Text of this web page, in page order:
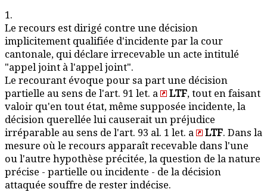
1.
Le recours est dirigé contre une décision
implicitement qualifiée d'incidente par la cour
cantonale, qui déclare irrecevable un acte intitulé
"appel joint à l'appel joint".
Le recourant évoque pour sa part une décision
partielle au sens de l'art. 91 let. a
LTF, tout en faisant
valoir qu'en tout état, même supposée incidente, la
décision querellée lui causerait un préjudice
irréparable au sens de l'art. 93 al. 1 let. a
LTF. Dans la
mesure où le recours apparaît recevable dans l'une
ou l'autre hypothèse précitée, la question de la nature
précise - partielle ou incidente - de la décision
attaquée souffre de rester indécise.